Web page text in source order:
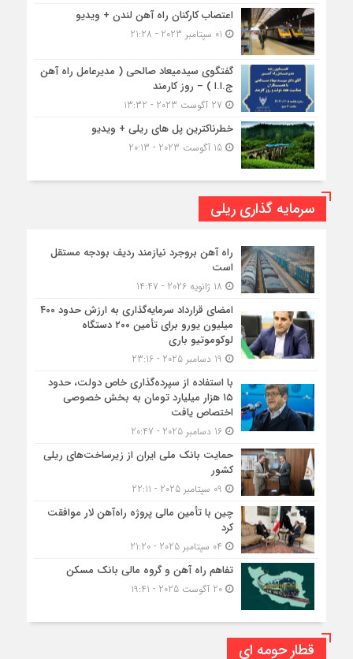
اعتصاب کارکنان راه آهن لندن + ویدیو
گفتگوی سیدمیعاد صالحی ( مدیرعامل راه آهن
ج.ا.ا ) – روز کارمند
خطرناکترین پل های ریلی + ویدیو
15 آگوست 2023 - 20:13
سرمایه گذاری ریلی
راه آهن بروجرد نیازمند ردیف بودجه مستقل
است
امضای قرارداد سرمایه‌گذاری به ارزش حدود ۴۰۰
میلیون یورو برای تأمین ۲۰۰ دستگاه
لوکوموتیو باری
با استفاده از سپرده‌گذاری خاص دولت، حدود
۱۵ هزار میلیارد تومان به بخش خصوصی
اختصاص یافت
16 دسامبر 2025 - 20:47
حمایت بانک ملی ایران از زیرساخت‌های ریلی
کشور
چین با تأمین مالی پروژه راه‌آهن لار موافقت
کرد
تفاهم راه آهن و گروه مالی بانک مسکن
20 آگوست 2025 - 19:41
قطار حومه ای